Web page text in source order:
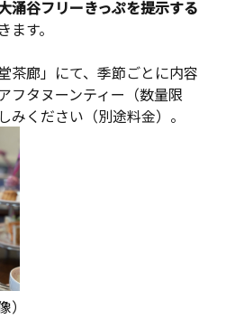
涌谷フリーきっぷを提示する
ます。
茶廊」にて、季節ごとに内容
フタヌーンティー（数量限
みください（別途料金）。